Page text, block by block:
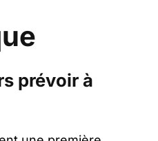
prévoir à